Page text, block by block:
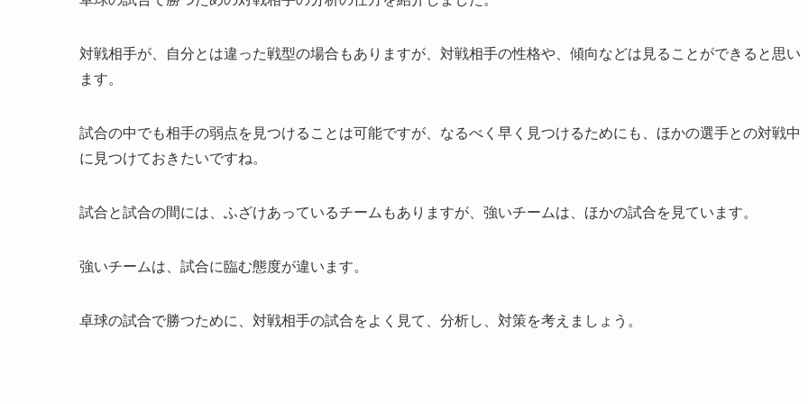
対戦相手が、自分とは違った戦型の場合もありますが、対戦相手の性格や、傾向などは見ることができると思い
ます。
試合の中でも相手の弱点を見つけることは可能ですが、なるべく早く見つけるためにも、ほかの選手との対戦中
に見つけておきたいですね。
試合と試合の間には、ふざけあっているチームもありますが、強いチームは、ほかの試合を見ています。
強いチームは、試合に臨む態度が違います。
卓球の試合で勝つために、対戦相手の試合をよく見て、分析し、対策を考えましょう。